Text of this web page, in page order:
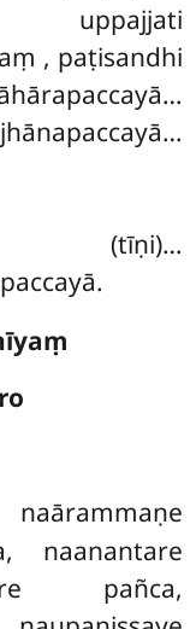
uppajjati
, paṭisandhi
(tīṇi)…
naanantare
pañca,